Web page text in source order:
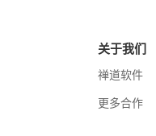
关于我们
禅道软件
更多合作